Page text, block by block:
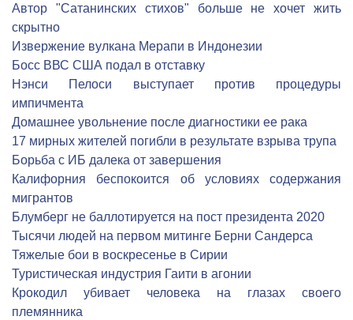
Автор "Сатанинских стихов" больше не хочет жить
скрытно
Извержение вулкана Мерапи в Индонезии
Босс ВВС США подал в отставку
Нэнси Пелоси выступает против процедуры
импичмента
Домашнее увольнение после диагностики ее рака
17 мирных жителей погибли в результате взрыва трупа
Борьба с ИБ далека от завершения
Калифорния беспокоится об условиях содержания
мигрантов
Блумберг не баллотируется на пост президента 2020
Тысячи людей на первом митинге Берни Сандерса
Тяжелые бои в воскресенье в Сирии
Туристическая индустрия Гаити в агонии
Крокодил убивает человека на глазах своего
племянника